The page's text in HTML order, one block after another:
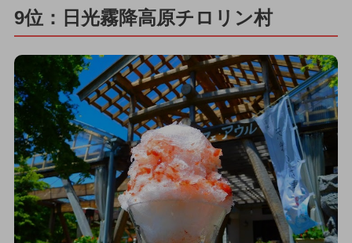
9位：日光霧降高原チロリン村